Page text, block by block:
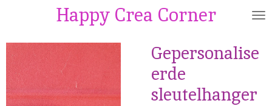
naar
de
hoofdinhoud
Happy Crea Corner
Gepersonalise
erde
sleutelhanger